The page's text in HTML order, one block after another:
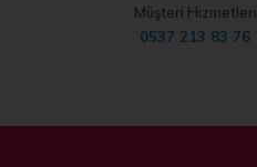
Müşteri Hizmetleri
0537 213 83 76